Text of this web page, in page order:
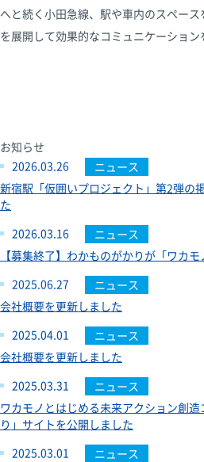
へと続く小田急線、駅や車内のスペー
を展開して効果的なコミュニケーション
お知らせ
2026.03.26
ニュース
新宿駅「仮囲いプロジェクト」第2弾の
た
2026.03.16
ニュース
【募集終了】わかものがかりが「ワカ
2025.06.27
ニュース
会社概要を更新しました
2025.04.01
ニュース
会社概要を更新しました
2025.03.31
ニュース
ワカモノとはじめる未来アクション創
り」サイトを公開しました
2025.03.01
ニュース